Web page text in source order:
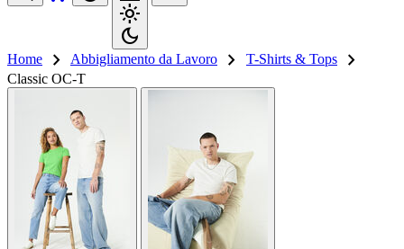
light_mode
dark_mode
Home chevron_right Abbigliamento da Lavoro chevron_right T-Shirts & Tops chevron_right
Classic OC-T